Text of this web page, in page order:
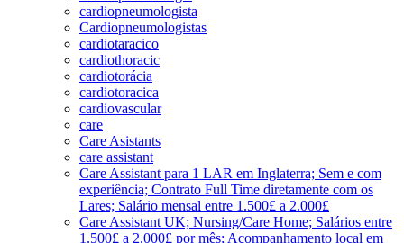
cardiopneumologista
Cardiopneumologistas
cardiotaracico
cardiothoracic
cardiotorácia
cardiotoracica
cardiovascular
care
Care Asistants
care assistant
Care Assistant para 1 LAR em Inglaterra; Sem e com
experiência; Contrato Full Time diretamente com os
Lares; Salário mensal entre 1.500£ a 2.000£
Care Assistant UK; Nursing/Care Home; Salários entre
1.500£ a 2.000£ por mês; Acompanhamento local em